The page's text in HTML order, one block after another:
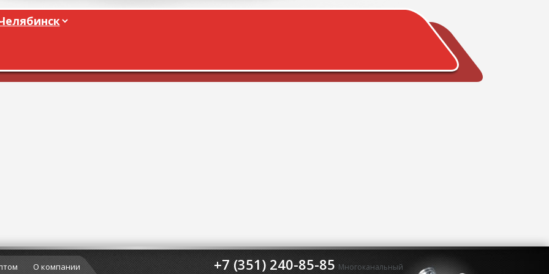
О компании +7 (351) 240-85-85 Многоканальный